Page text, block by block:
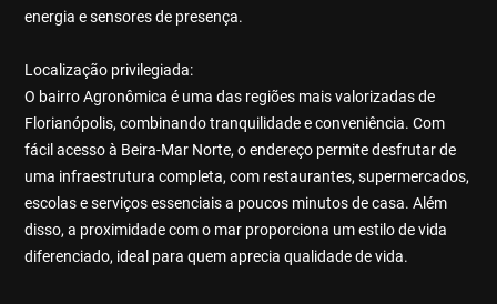
energia e sensores de presença.
Localização privilegiada:
O bairro Agronômica é uma das regiões mais valorizadas de
Florianópolis, combinando tranquilidade e conveniência. Com
fácil acesso à Beira-Mar Norte, o endereço permite desfrutar de
uma infraestrutura completa, com restaurantes, supermercados,
escolas e serviços essenciais a poucos minutos de casa. Além
disso, a proximidade com o mar proporciona um estilo de vida
diferenciado, ideal para quem aprecia qualidade de vida.